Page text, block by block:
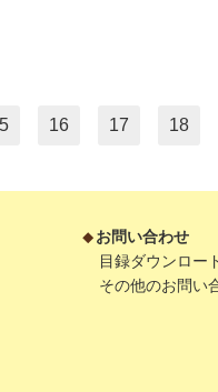
16 17 18
お問い合わせ
目録ダウンロー
その他のお問い